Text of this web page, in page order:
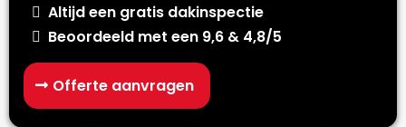
Altijd een gratis dakinspectie
Beoordeeld met een 9,6 & 4,8/5
Offerte aanvragen